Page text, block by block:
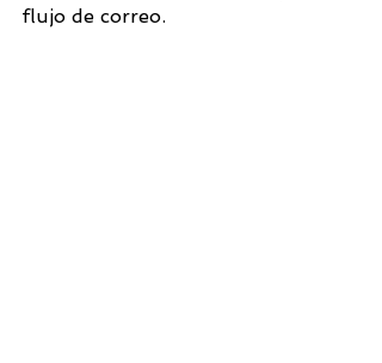
flujo de correo.